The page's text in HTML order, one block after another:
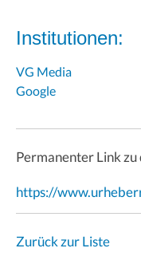
Institutionen:
VG Media
Google
Permanenter Link
https://
Zurück zur Liste